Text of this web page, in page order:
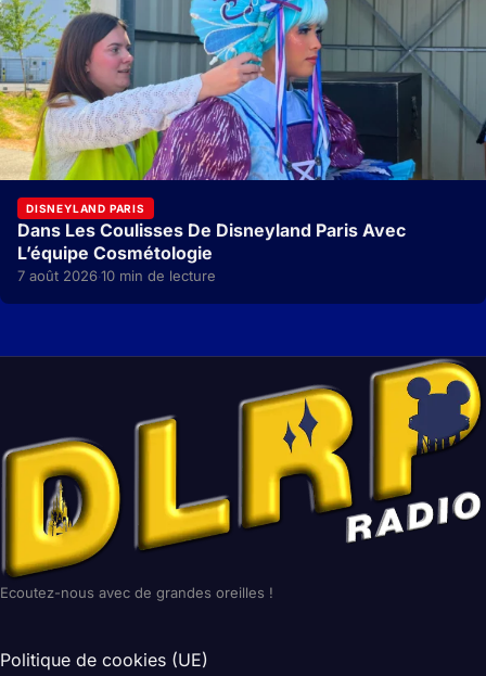
DISNEYLAND PARIS
Dans Les Coulisses De Disneyland Paris Avec
L’équipe Cosmétologie
7 août 2026·10 min de lecture
Ecoutez-nous avec de grandes oreilles !
Politique de cookies (UE)